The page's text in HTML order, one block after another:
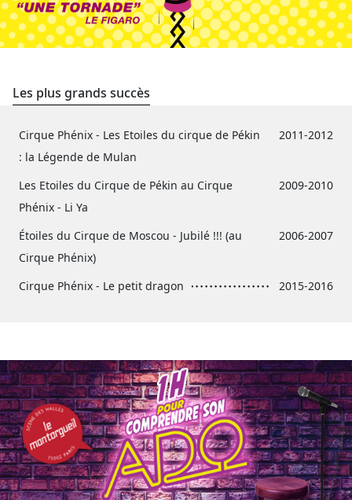
Les plus grands succès
Cirque Phénix - Les Etoiles du cirque de Pékin
: la Légende de Mulan
2011-2012
Les Etoiles du Cirque de Pékin au Cirque
Phénix - Li Ya
2009-2010
Étoiles du Cirque de Moscou - Jubilé !!! (au
Cirque Phénix)
2006-2007
Cirque Phénix - Le petit dragon 2015-2016